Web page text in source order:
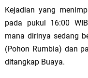
Kejadian yang
pada pukul 16:00
mana dirinya sedang
(Pohon Rumbia) dan
ditangkap Buaya.